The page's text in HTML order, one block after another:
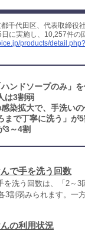
千代田区、代表取締役
に実施し、10,257件
products/
ンドソープのみ」
は3割弱
染拡大で、手洗い
まで丁寧に洗う」が
3～4割
で手を洗う回数
を洗う回数は、「2～
3割弱みられます。一
の利用状況